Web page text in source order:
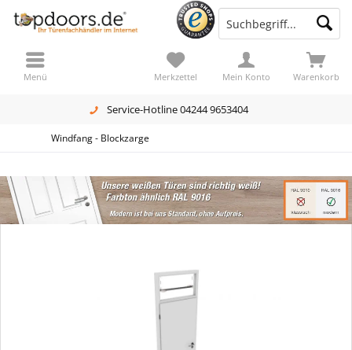
Service-Hotline 04244 9653404
Warenkorb
Merkzettel Mein Konto
Menü
Windfang - Blockzarge